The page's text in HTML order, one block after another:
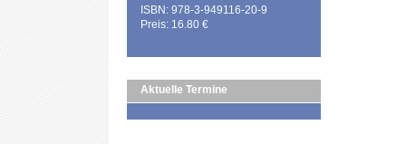
ISBN: 978-3-949116-20-9
Preis: 16.80 €
Aktuelle Termine